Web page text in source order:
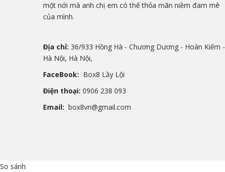
một nới mà anh chị em có thể thỏa mãn niềm đam mê
của mình.
Địa chỉ: 36/933 Hồng Hà - Chương Dương - Hoàn Kiếm -
Hà Nội, Hà Nội,
FaceBook: Box8 Lầy Lội
Điện thoại: 0906 238 093
Email: box8vn@gmail.com
So sánh